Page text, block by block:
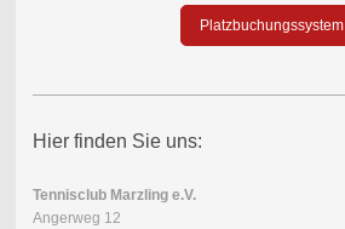
Platzbuchungssystem
Hier finden Sie uns:
Tennisclub Marzling e.V.
Angerweg 12